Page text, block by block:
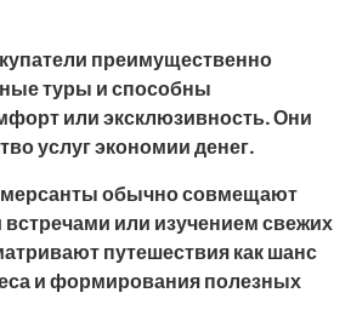
преимущественно
туры и способны
или эксклюзивность. Они
услуг экономии денег.
обычно совмещают
или изучением свежих
путешествия как шанс
и формирования полезных